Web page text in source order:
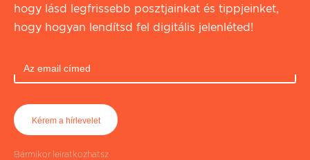
hogy lásd legfrissebb posztjainkat és tippjeinket,
hogy hogyan lendítsd fel digitális jelenléted!
Bármikor leiratkozhatsz